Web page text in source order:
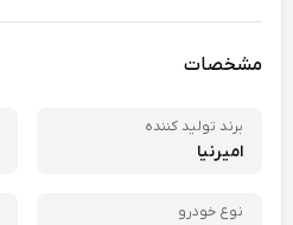
مشخصات
برند تولید کننده
امیرنیا
نوع خودرو